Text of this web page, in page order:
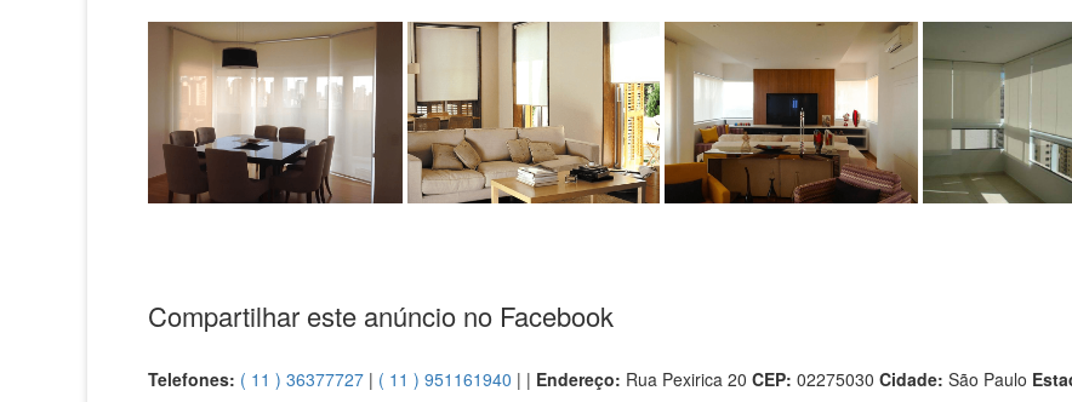
Compartilhar este anúncio no Facebook
Telefones: ( 11 ) 36377727 | ( 11 ) 951161940 | | Endereço: Rua Pexirica 20 CEP: 02275030 Cidade: São Paulo